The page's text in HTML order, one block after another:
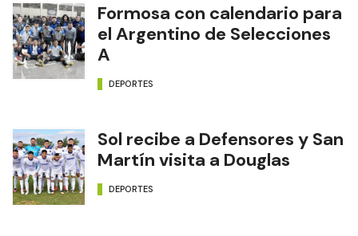
Formosa con calendario para
el Argentino de Selecciones
A
DEPORTES
Sol recibe a Defensores y San
Martín visita a Douglas
DEPORTES